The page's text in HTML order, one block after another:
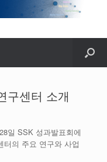
구센터 소개
일 SSK 성과발표회에
터의 주요 연구와 사업